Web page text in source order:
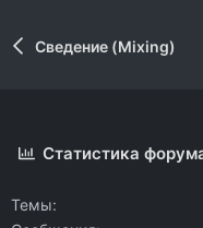
Сведение (Mixing)
Статистика
Темы